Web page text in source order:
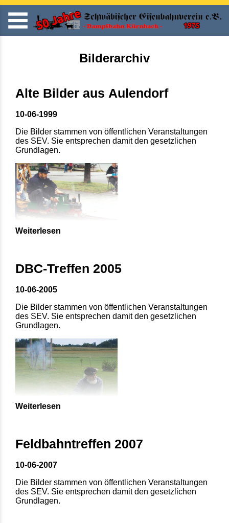
Bilderarchiv
Alte Bilder aus Aulendorf
10-06-1999
Die Bilder stammen von öffentlichen Veranstaltungen
des SEV. Sie entsprechen damit den gesetzlichen
Grundlagen.
Weiterlesen
DBC-Treffen 2005
10-06-2005
Die Bilder stammen von öffentlichen Veranstaltungen
des SEV. Sie entsprechen damit den gesetzlichen
Grundlagen.
Weiterlesen
Feldbahntreffen 2007
10-06-2007
Die Bilder stammen von öffentlichen Veranstaltungen
des SEV. Sie entsprechen damit den gesetzlichen
Grundlagen.